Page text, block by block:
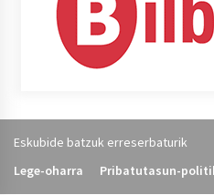
Eskubide batzuk erreserbaturik
Lege-oharra
Pribatutasun-